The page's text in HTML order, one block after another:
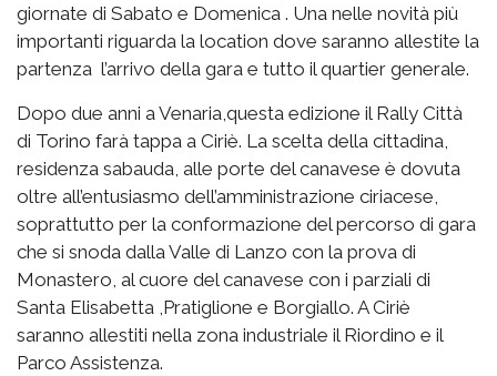
giornate di Sabato e Domenica . Una nelle novità più
importanti riguarda la location dove saranno allestite la
partenza l’arrivo della gara e tutto il quartier generale.
Dopo due anni a Venaria,questa edizione il Rally Città
di Torino farà tappa a Ciriè. La scelta della cittadina,
residenza sabauda, alle porte del canavese è dovuta
oltre all’entusiasmo dell’amministrazione ciriacese,
soprattutto per la conformazione del percorso di gara
che si snoda dalla Valle di Lanzo con la prova di
Monastero, al cuore del canavese con i parziali di
Santa Elisabetta ,Pratiglione e Borgiallo. A Ciriè
saranno allestiti nella zona industriale il Riordino e il
Parco Assistenza.